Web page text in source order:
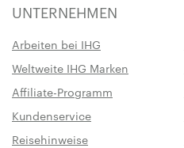
UNTERNEHMEN
Arbeiten bei IHG
Weltweite IHG Marken
Affiliate-Programm
Kundenservice
Reisehinweise